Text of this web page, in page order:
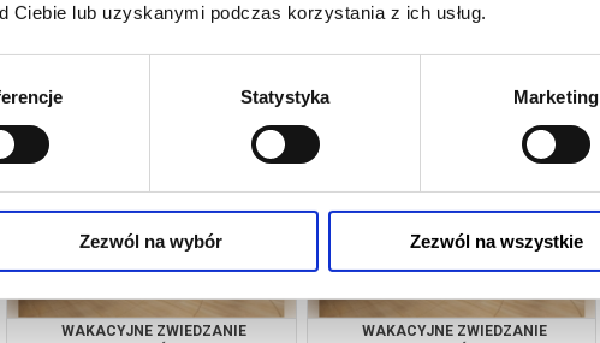
lub uzyskanymi podczas korzystania z ich usług.
Statystyka Marketing
Zezwól na wybór Zezwól na wszystkie
ZAKAMARKÓW NOSPR
kup bilet
ZAKAMARKÓW NOSPR
kup bilet
WAKACYJNE ZWIEDZANIE
WAKACYJNE ZWIEDZANIE